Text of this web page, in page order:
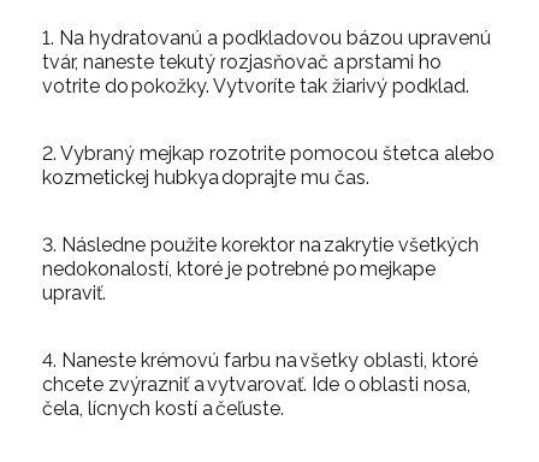
1. Na hydratovanú a podkladovou bázou upravenú
tvár, naneste tekutý rozjasňovač a prstami ho
votrite do pokožky. Vytvoríte tak žiarivý podklad.
2. Vybraný mejkap rozotrite pomocou štetca alebo
kozmetickej hubkya doprajte mu čas.
3. Následne použite korektor na zakrytie všetkých
nedokonalostí, ktoré je potrebné po mejkape
upraviť.
4. Naneste krémovú farbu na všetky oblasti, ktoré
chcete zvýrazniť a vytvarovať. Ide o oblasti nosa,
čela, lícnych kostí a čeľuste.